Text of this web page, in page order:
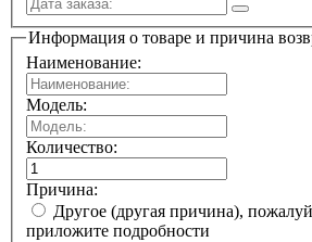
Информация о товаре и причина
Наименование:
Модель:
Количество:
Причина:
приложите подробности